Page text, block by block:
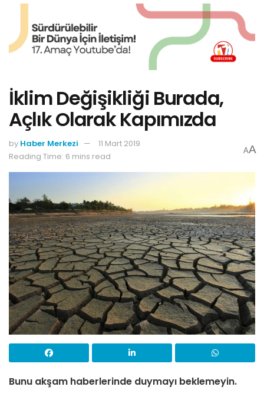
İklim Değişikliği Burada,
Açlık Olarak Kapımızda
by Haber Merkezi
11 Mart 2019
Reading Time: 6 mins read
AA
Bunu akşam haberlerinde duymayı beklemeyin.